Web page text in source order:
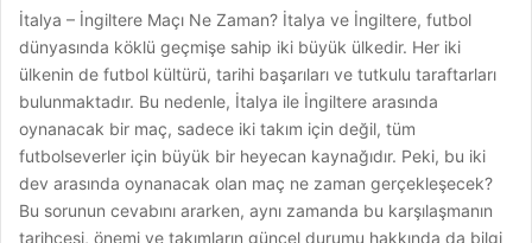
İtalya – İngiltere Maçı Ne Zaman? İtalya ve İngiltere, futbol
dünyasında köklü geçmişe sahip iki büyük ülkedir. Her iki
ülkenin de futbol kültürü, tarihi başarıları ve tutkulu taraftarları
bulunmaktadır. Bu nedenle, İtalya ile İngiltere arasında
oynanacak bir maç, sadece iki takım için değil, tüm
futbolseverler için büyük bir heyecan kaynağıdır. Peki, bu iki
dev arasında oynanacak olan maç ne zaman gerçekleşecek?
Bu sorunun cevabını ararken, aynı zamanda bu karşılaşmanın
tarihçesi, önemi ve takımların güncel durumu hakkında da bilgi